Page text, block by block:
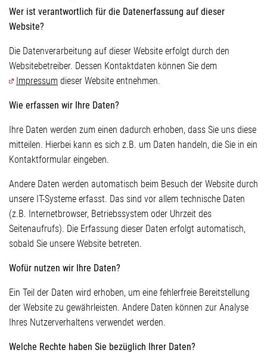
Wer ist verantwortlich für die Datenerfassung auf dieser
Website?
Die Datenverarbeitung auf dieser Website erfolgt durch den
Websitebetreiber. Dessen Kontaktdaten können Sie dem
Impressum dieser Website entnehmen.
Wie erfassen wir Ihre Daten?
Ihre Daten werden zum einen dadurch erhoben, dass Sie uns diese
mitteilen. Hierbei kann es sich z.B. um Daten handeln, die Sie in ein
Kontaktformular eingeben.
Andere Daten werden automatisch beim Besuch der Website durch
unsere IT-Systeme erfasst. Das sind vor allem technische Daten
(z.B. Internetbrowser, Betriebssystem oder Uhrzeit des
Seitenaufrufs). Die Erfassung dieser Daten erfolgt automatisch,
sobald Sie unsere Website betreten.
Wofür nutzen wir Ihre Daten?
Ein Teil der Daten wird erhoben, um eine fehlerfreie Bereitstellung
der Website zu gewährleisten. Andere Daten können zur Analyse
Ihres Nutzerverhaltens verwendet werden.
Welche Rechte haben Sie bezüglich Ihrer Daten?